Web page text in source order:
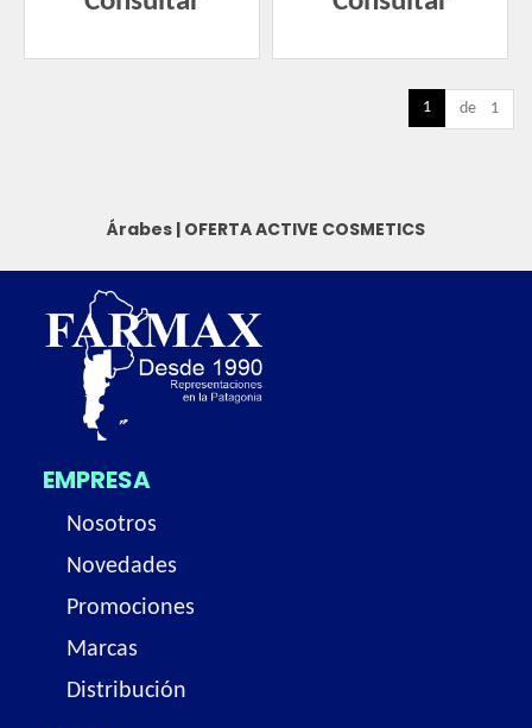
1 de 1
Árabes | OFERTA ACTIVE COSMETICS
EMPRESA
Nosotros
Novedades
Promociones
Marcas
Distribución